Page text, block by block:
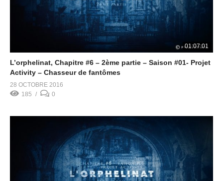
01:07:01
L’orphelinat, Chapitre #6 – 2ème partie – Saison #01- Projet
Activity – Chasseur de fantômes
28 OCTOBRE 2016
185
0